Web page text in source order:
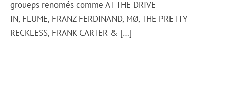
groueps renomés comme AT THE DRIVE
IN, FLUME, FRANZ FERDINAND, MØ, THE PRETTY
RECKLESS, FRANK CARTER & […]